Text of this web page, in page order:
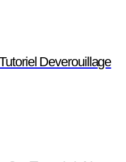
Deverouillage